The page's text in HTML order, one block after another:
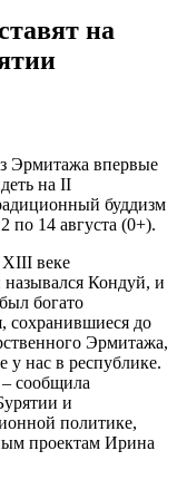
на
Эрмитажа впервые
на II
буддизм
по 14 августа (0+).
веке
Кондуй, и
богато
сохранившиеся до
Эрмитажа,
у нас в республике.
– сообщила
и
политике,
проектам Ирина